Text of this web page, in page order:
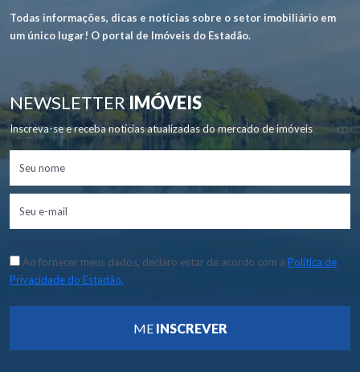
Todas informações, dicas e notícias sobre o setor imobiliário em
um único lugar! O portal de Imóveis do Estadão.
NEWSLETTERIMÓVEIS
Inscreva-se e receba notícias atualizadas do mercado de imóveis
Ao fornecer meus dados, declaro estar de acordo com a Política de
Privacidade do Estadão.
ME INSCREVER